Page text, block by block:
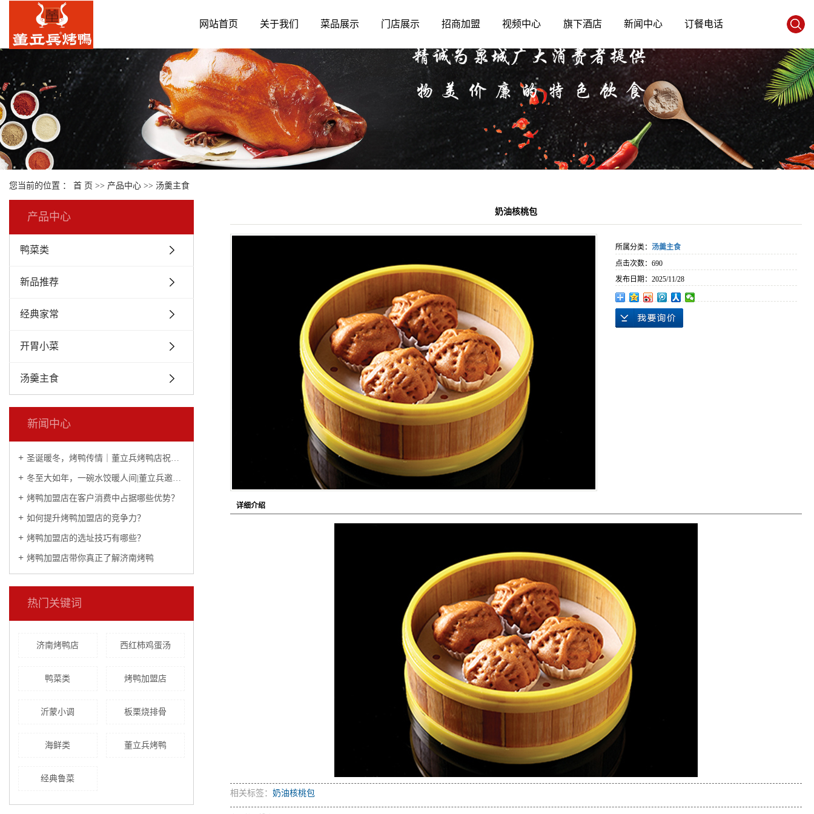
网站首页 关于我们 菜品展示 门店展示 招商加盟 视频中心 旗下酒店 新闻中心 订餐电话
您当前的位置 ： 首 页 >> 产品中心 >> 汤羹主食
产品中心
鸭菜类
新品推荐
经典家常
开胃小菜
汤羹主食
新闻中心
圣诞暖冬，烤鸭传情｜董立兵烤鸭店祝您平安喜乐常相伴
冬至大如年，一碗水饺暖人间|董立兵邀您过暖冬！
烤鸭加盟店在客户消费中占据哪些优势？
如何提升烤鸭加盟店的竞争力？
烤鸭加盟店的选址技巧有哪些？
烤鸭加盟店带你真正了解济南烤鸭
热门关键词
济南烤鸭店 西红柿鸡蛋汤
鸭菜类 烤鸭加盟店
沂蒙小调 板栗烧排骨
海鲜类 董立兵烤鸭
经典鲁菜
奶油核桃包
所属分类： 汤羹主食
点击次数： 690
发布日期： 2025/11/28
详细介绍
相关标签： 奶油核桃包